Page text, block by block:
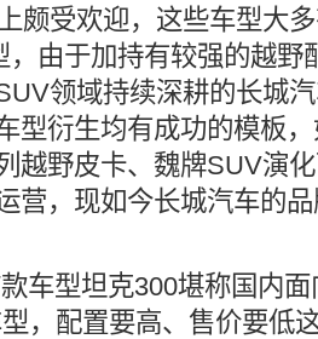
颇受欢迎，这些车型大
，由于加持有较强的越
领域持续深耕的长城
型衍生均有成功的模板
越野皮卡、魏牌SUV演
营，现如今长城汽车的
车型坦克300堪称国内面
，配置要高、售价要低